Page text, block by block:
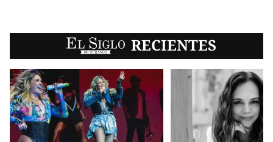
EL SIGLO RECIENTES